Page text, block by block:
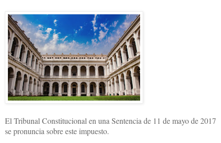
El Tribunal Constitucional en una Sentencia de 11 de mayo de 2017
se pronuncia sobre este impuesto.